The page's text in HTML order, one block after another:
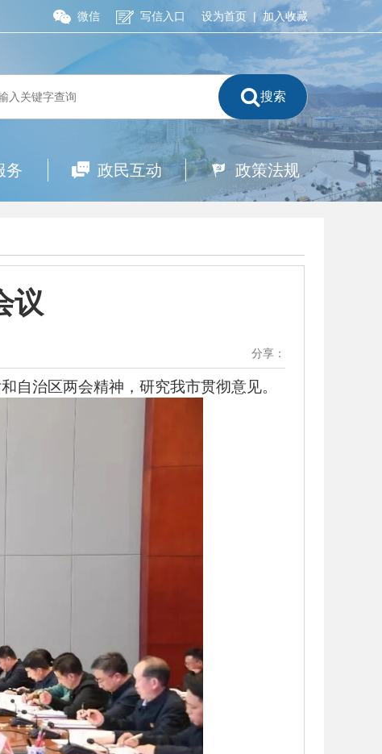
微信 写信入口 设为首页 |加入收藏
搜索
务 政民互动 政策法规
议
分享：
自治区两会精神，研究我市贯彻意见。